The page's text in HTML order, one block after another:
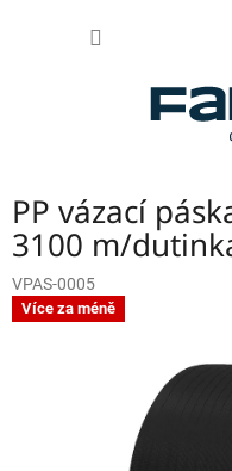
PP vázací
3100 m/
VPAS-0005
Více za méně